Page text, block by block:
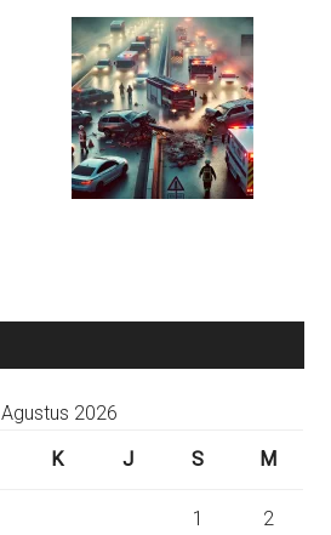
Agustus 2026
K J S M
1 2